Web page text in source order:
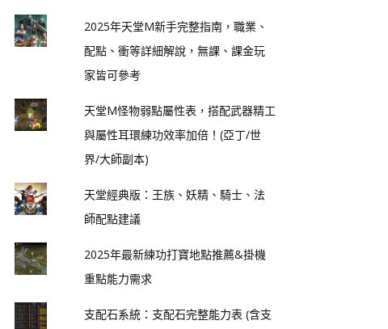
2025年天堂M新手完整指南，職業、
配點、衝等詳細解說，無課、課金玩
家皆可參考
天堂M怪物弱點屬性表，搭配武器精工
與屬性耳環練功效率加倍！(亞丁/世
界/大師副本)
天堂經典版：王族、妖精、騎士、法
師配點建議
2025年最新練功打寶地點推薦&掛機
重點能力需求
支配石系統：支配石完整能力表 (含支